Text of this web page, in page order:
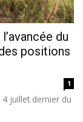
du
positions
1
juillet dernier du